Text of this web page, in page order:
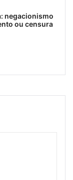
negacionismo
ou censura